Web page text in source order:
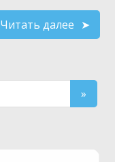
Читать далее